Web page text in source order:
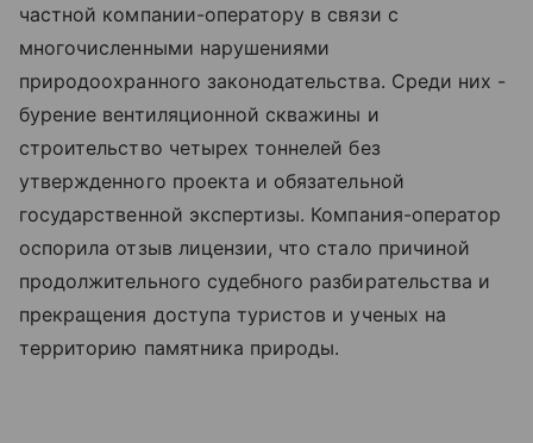
частной компании-оператору в связи с
многочисленными нарушениями
природоохранного законодательства. Среди них -
бурение вентиляционной скважины и
строительство четырех тоннелей без
утвержденного проекта и обязательной
государственной экспертизы. Компания-оператор
оспорила отзыв лицензии, что стало причиной
продолжительного судебного разбирательства и
прекращения доступа туристов и ученых на
территорию памятника природы.